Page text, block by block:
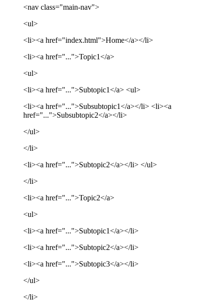
<nav class="main-nav">
<ul>
<li><a href="index.html">Home</a></li>
<li><a href="...">Topic1</a>
<ul>
<li><a href="...">Subtopic1</a> <ul>
<li><a href="...">Subsubtopic1</a></li> <li><a
href="...">Subsubtopic2</a></li>
</ul>
</li>
<li><a href="...">Subtopic2</a></li> </ul>
</li>
<li><a href="...">Topic2</a>
<ul>
<li><a href="...">Subtopic1</a></li>
<li><a href="...">Subtopic2</a></li>
<li><a href="...">Subtopic3</a></li>
</ul>
</li>